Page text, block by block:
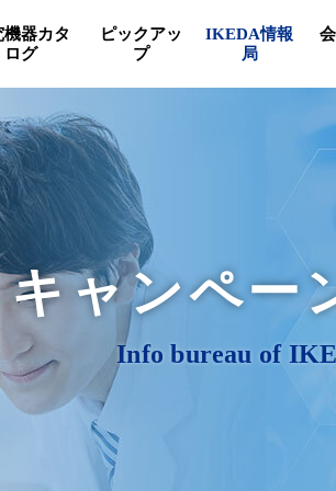
機器カタ
ログ
ピックアッ
プ
IKEDA情報
局
キャンペー